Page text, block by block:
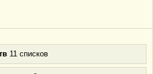
11 списков